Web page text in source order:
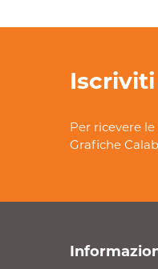
Per ricevere
Grafiche